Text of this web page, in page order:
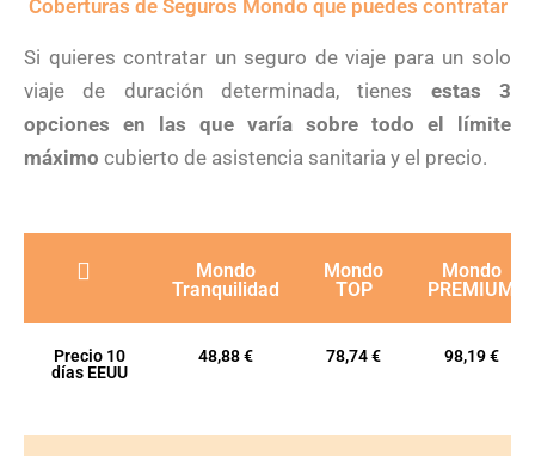
Coberturas de Seguros Mondo que puedes contratar
Si quieres contratar un seguro de viaje para un solo
viaje de duración determinada, tienes estas 3
opciones en las que varía sobre todo el límite
máximo cubierto de asistencia sanitaria y el precio.
Mondo
Tranquilidad
Mondo
TOP
Mondo
PREMIUM
Precio 10
días EEUU
48,88 € 78,74 € 98,19 €